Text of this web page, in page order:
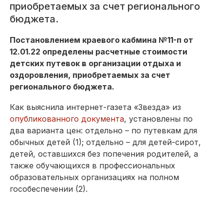
приобретаемых за счет регионального
бюджета.
Постановлением краевого кабмина №11-п от
12.01.22 определены расчетные стоимости
детских путевок в организации отдыха и
оздоровления, приобретаемых за счет
регионального бюджета.
Как выяснила интернет-газета «Звезда» из
опубликованного документа, установлены по
два варианта цен: отдельно – по путевкам для
обычных детей (1); отдельно – для детей-сирот,
детей, оставшихся без попечения родителей, а
также обучающихся в профессиональных
образовательных организациях на полном
гособеспечении (2).